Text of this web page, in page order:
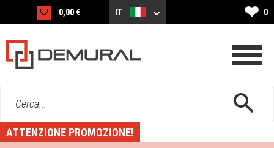
0,00 € IT ❤ 0
Cerca...
ATTENZIONE PROMOZIONE!